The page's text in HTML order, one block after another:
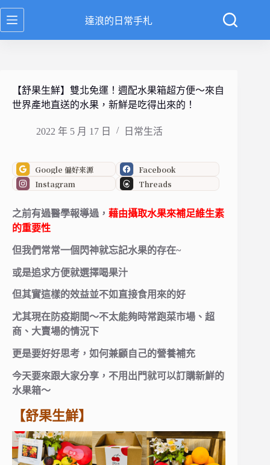
跳
至
達浪的日常手札
【舒果生鮮】雙北免運！週配水果箱超方便～來自
世界產地直送的水果，新鮮是吃得出來的！
2022 年 5 月 17 日 日常生活
Google 偏好來源
Facebook
Instagram
Threads
之前有過醫學報導過， 藉由攝取水果來補足維生素
的重要性
但我們常常一個閃神就忘記水果的存在~
或是追求方便就選擇喝果汁
但其實這樣的效益並不如直接食用來的好
尤其現在防疫期間～不太能夠時常跑菜市場、超
商、大賣場的情況下
更是要好好思考，如何兼顧自己的營養補充
今天要來跟大家分享，不用出門就可以訂購新鮮的
水果箱～
【舒果生鮮】